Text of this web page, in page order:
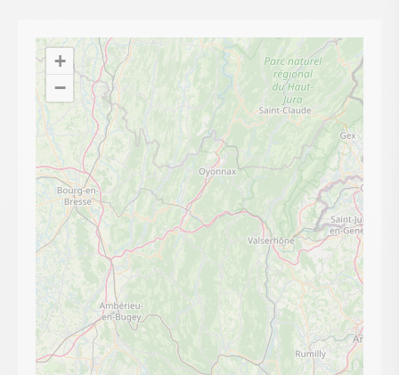
+
−